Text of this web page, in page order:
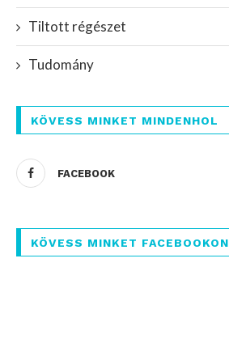
Tiltott régészet
Tudomány
KÖVESS MINKET MINDENHOL
FACEBOOK
KÖVESS MINKET FACEBOOKON